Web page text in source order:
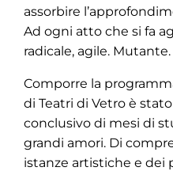
assorbire
Ad ogni atto che si fa
radicale, agile. Mutante.
Comporre la
di Teatri di Vetro è
conclusivo di mesi di
grandi amori. Di
istanze artistiche e dei